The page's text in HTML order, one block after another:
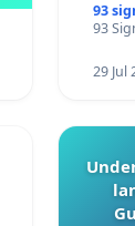
93
93
29 Jul